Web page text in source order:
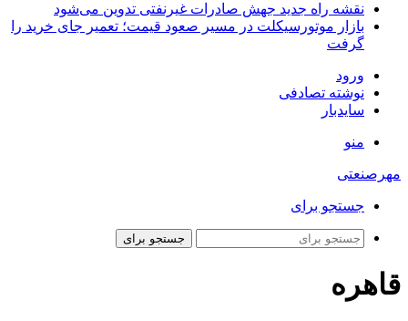
نقشه راه جدید جهش صادرات غیرنفتی تدوین می‌شود
بازار موتورسیکلت در مسیر صعود قیمت؛ تعمیر جای خرید را
گرفت
ورود
نوشته تصادفی
سایدبار
منو
مهرصنعتی
جستجو برای
جستجو برای
قاهره